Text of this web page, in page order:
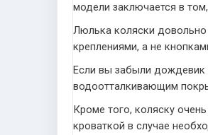
модели заключается в
Люлька коляски
креплениями, а не
Если вы забыли дождевик
водоотталкивающим
Кроме того, коляску
кроваткой в случае